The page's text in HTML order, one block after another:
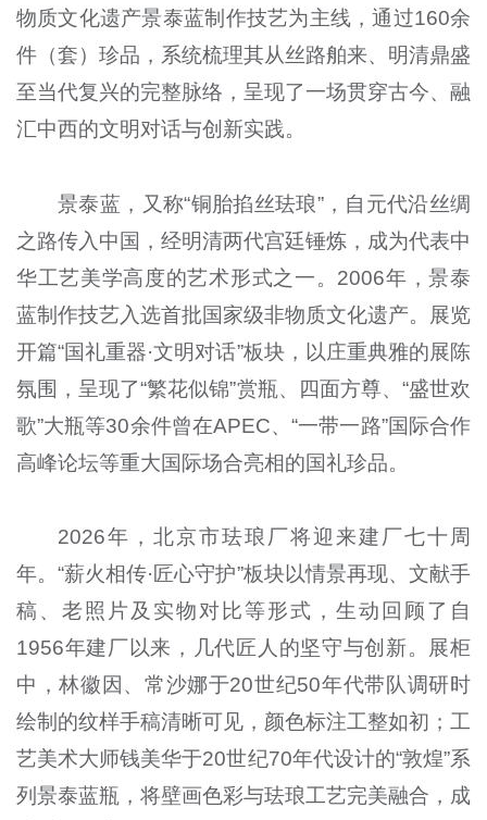
物质文化遗产景泰蓝制作技艺为主线，通过160余
件（套）珍品，系统梳理其从丝路舶来、明清鼎盛
至当代复兴的完整脉络，呈现了一场贯穿古今、融
汇中西的文明对话与创新实践。
景泰蓝，又称“铜胎掐丝珐琅”，自元代沿丝绸
之路传入中国，经明清两代宫廷锤炼，成为代表中
华工艺美学高度的艺术形式之一。2006年，景泰
蓝制作技艺入选首批国家级非物质文化遗产。展览
开篇“国礼重器·文明对话”板块，以庄重典雅的展陈
氛围，呈现了“繁花似锦”赏瓶、四面方尊、“盛世欢
歌”大瓶等30余件曾在APEC、“一带一路”国际合作
高峰论坛等重大国际场合亮相的国礼珍品。
2026年，北京市珐琅厂将迎来建厂七十周
年。“薪火相传·匠心守护”板块以情景再现、文献手
稿、老照片及实物对比等形式，生动回顾了自
1956年建厂以来，几代匠人的坚守与创新。展柜
中，林徽因、常沙娜于20世纪50年代带队调研时
绘制的纹样手稿清晰可见，颜色标注工整如初；工
艺美术大师钱美华于20世纪70年代设计的“敦煌”系
列景泰蓝瓶，将壁画色彩与珐琅工艺完美融合，成